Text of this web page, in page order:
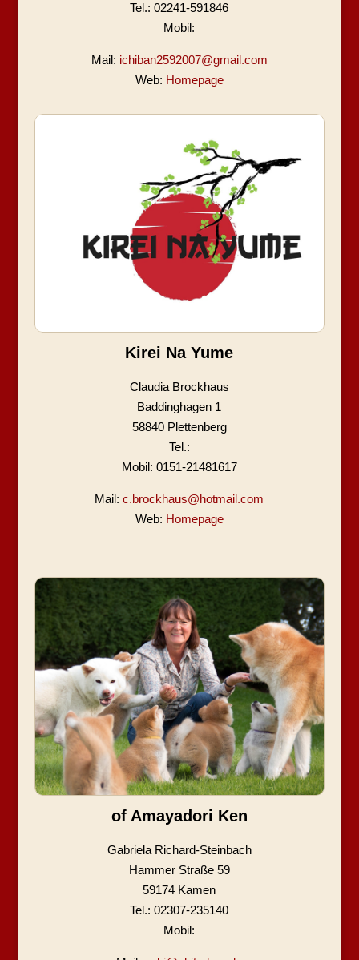
Tel.: 02241-591846
Mobil:
Mail: ichiban2592007@gmail.com
Web: Homepage
Kirei Na Yume
Claudia Brockhaus
Baddinghagen 1
58840 Plettenberg
Tel.:
Mobil: 0151-21481617
Mail:c.brockhaus@hotmail.com
Web: Homepage
of Amayadori Ken
Gabriela Richard-Steinbach
Hammer Straße 59
59174 Kamen
Tel.: 02307-235140
Mobil: